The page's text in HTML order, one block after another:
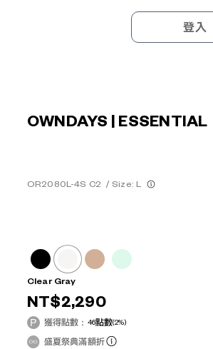
登入
OWNDAYS | ESSENTIAL
OR2080L-4S C2 / Size: L
Clear Gray
NT$2,290
獲得點數： 46點數(2%)
盛夏祭典滿額折